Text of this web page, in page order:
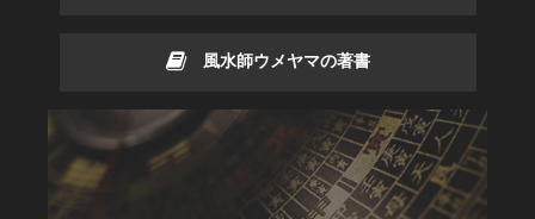
風水師ウメヤマの著書